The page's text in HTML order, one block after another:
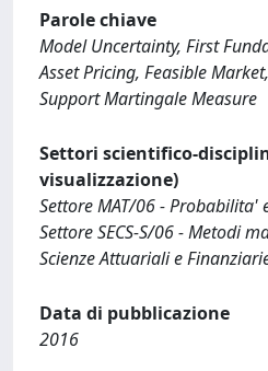
Parole chiave
Model Uncertainty, First
Asset Pricing, Feasible
Support Martingale Measure
Settori scientifico-
visualizzazione)
Settore MAT/06 - Probabilita'
Settore SECS-S/06 - Metodi
Scienze Attuariali e
Data di pubblicazione
2016